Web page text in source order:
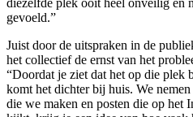
diezelfde plek ooit heel onveilig en
gevoeld.”
Juist door de uitspraken in de
het collectief de ernst van het
“Doordat je ziet dat het op die plek
komt het dichter bij huis. We
die we maken en posten die op het